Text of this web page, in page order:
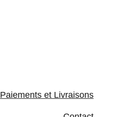
Paiements et Livraisons